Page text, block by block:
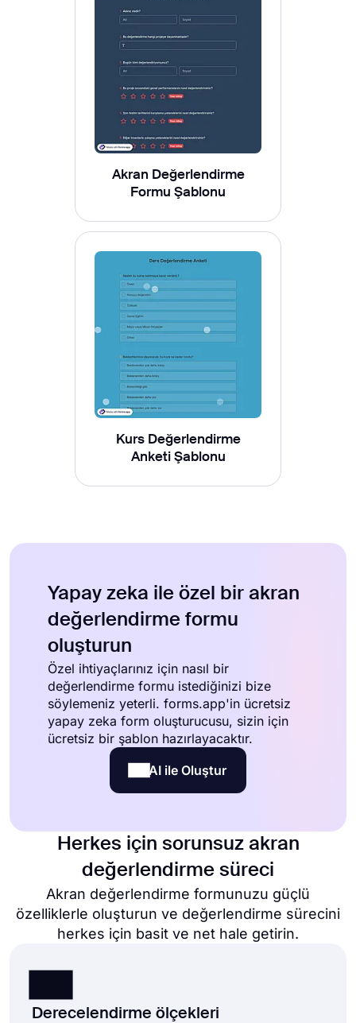
Akran Değerlendirme
Formu Şablonu
Kurs Değerlendirme
Anketi Şablonu
Yapay zeka ile özel bir akran
değerlendirme formu
oluşturun
Özel ihtiyaçlarınız için nasıl bir
değerlendirme formu istediğinizi bize
söylemeniz yeterli. forms.app'in ücretsiz
yapay zeka form oluşturucusu, sizin için
ücretsiz bir şablon hazırlayacaktır.
AI ile Oluştur
Herkes için sorunsuz akran
değerlendirme süreci
Akran değerlendirme formunuzu güçlü
özelliklerle oluşturun ve değerlendirme sürecini
herkes için basit ve net hale getirin.
Derecelendirme ölçekleri